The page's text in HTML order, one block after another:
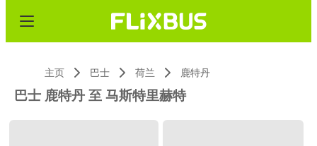
主页 巴士 荷兰 鹿特丹
巴士 鹿特丹 至 马斯特里赫特